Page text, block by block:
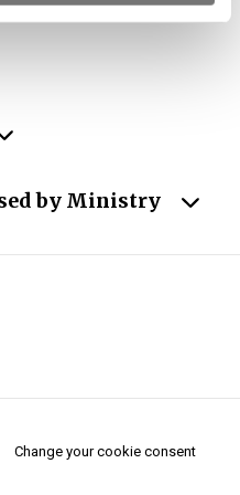
by Ministry
Change your cookie consent